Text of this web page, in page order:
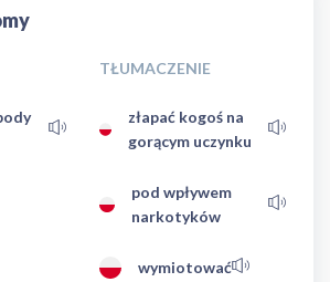
TŁUMACZENIE
złapać kogoś na
gorącym uczynku
pod wpływem
narkotyków
wymiotować